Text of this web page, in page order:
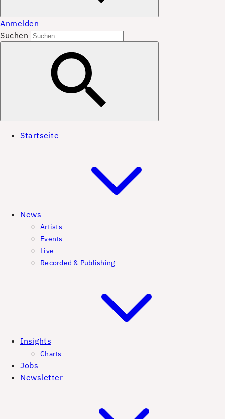
Anmelden
Suchen
Startseite
News
Artists
Events
Live
Recorded & Publishing
Insights
Charts
Jobs
Newsletter